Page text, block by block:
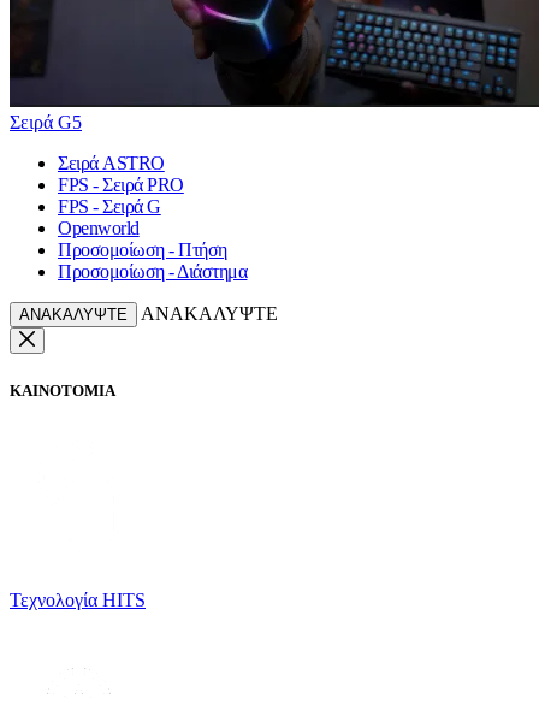
Σειρά G5
Σειρά ASTRO
FPS - Σειρά PRO
FPS - Σειρά G
Openworld
Προσομοίωση - Πτήση
Προσομοίωση - Διάστημα
ΑΝΑΚΑΛΥΨΤΕ ΑΝΑΚΑΛΥΨΤΕ
ΚΑΙΝΟΤΟΜΙΑ
Τεχνολογία HITS